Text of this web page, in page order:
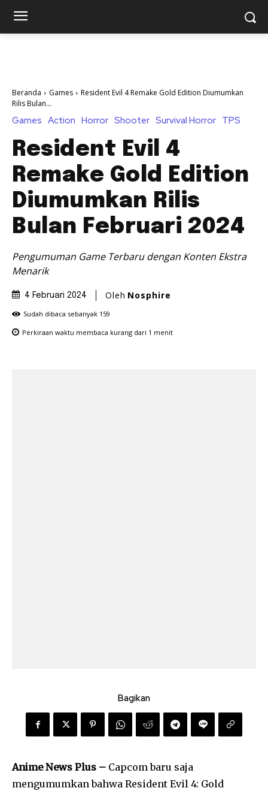
Beranda Games
Resident Evil 4 Remake Gold Edition Diumumkan
Rilis Bulan...
Games Action Horror Shooter Survival Horror TPS
Resident Evil 4
Remake Gold Edition
Diumumkan Rilis
Bulan Februari 2024
Pengumuman Game Terbaru dengan Konten Ekstra
Menarik
4 Februari 2024 Oleh Nosphire
Sudah dibaca sebanyak 159
Perkiraan waktu membaca kurang dari 1 menit
Bagikan
Anime News Plus – Capcom baru saja
mengumumkan bahwa Resident Evil 4: Gold